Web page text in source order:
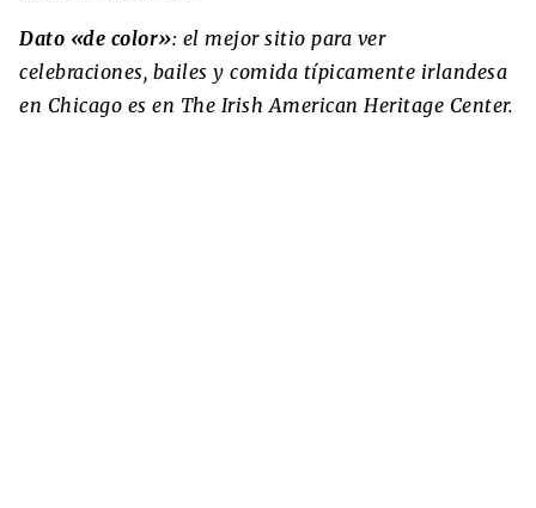
Dato «de color»: el mejor sitio para ver
celebraciones, bailes y comida típicamente irlandesa
en Chicago es en The Irish American Heritage Center.